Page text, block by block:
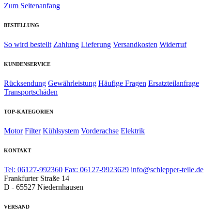
Zum Seitenanfang
BESTELLUNG
So wird bestellt Zahlung Lieferung Versandkosten Widerruf
KUNDENSERVICE
Rücksendung Gewährleistung Häufige Fragen Ersatzteilanfrage
Transportschäden
TOP-KATEGORIEN
Motor Filter Kühlsystem Vorderachse Elektrik
KONTAKT
Tel: 06127-992360 Fax: 06127-9923629 info@schlepper-teile.de
Frankfurter Straße 14
D - 65527 Niedernhausen
VERSAND